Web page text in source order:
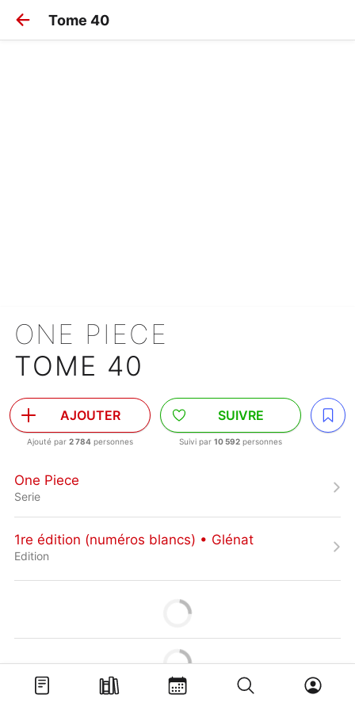
Tome 40
ONE PIECE
TOME 40
AJOUTER
Ajouté par 2 784 personnes
SUIVRE
Suivi par 10 592 personnes
One Piece
Serie
1re édition (numéros blancs) • Glénat
Edition